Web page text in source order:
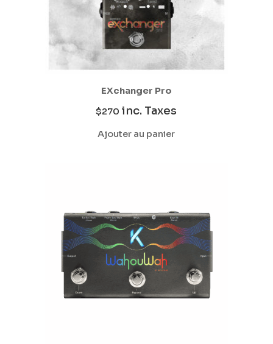
EXchanger Pro
$270 inc. Taxes
Ajouter au panier